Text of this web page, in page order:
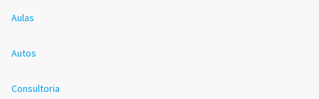
Aulas
Autos
Consultoria